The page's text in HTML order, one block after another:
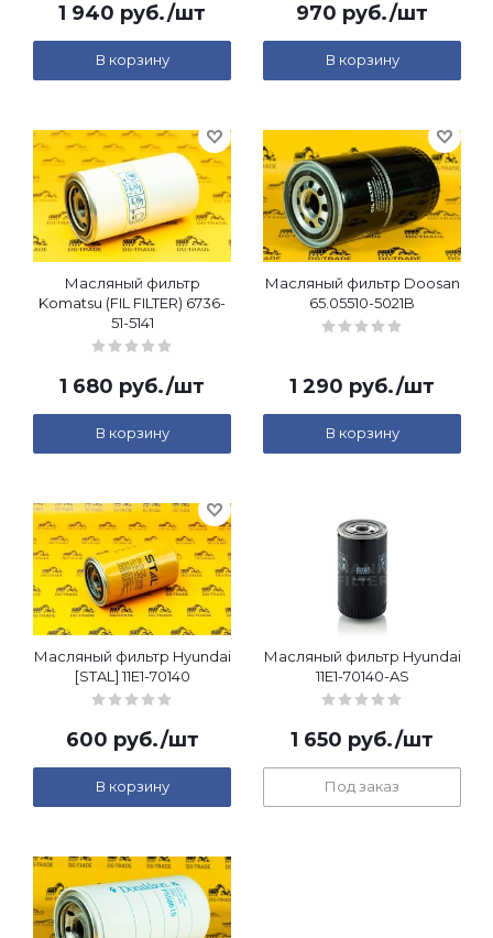
1 940 руб./шт
В корзину
970 руб./шт
В корзину
Масляный фильтр
Komatsu (FIL FILTER) 6736-
51-5141
1 680 руб./шт
В корзину
Масляный фильтр Doosan
65.05510-5021B
1 290 руб./шт
В корзину
Масляный фильтр Hyundai
[STAL] 11E1-70140
600 руб./шт
В корзину
Масляный фильтр Hyundai
11E1-70140-AS
1 650 руб./шт
Под заказ